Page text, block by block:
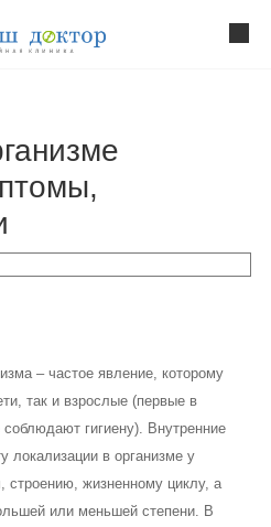
– частое явление, которому
так и взрослые (первые в
гигиену). Внутренние
локализации в организме у
строению, жизненному циклу, а
или меньшей степени. В